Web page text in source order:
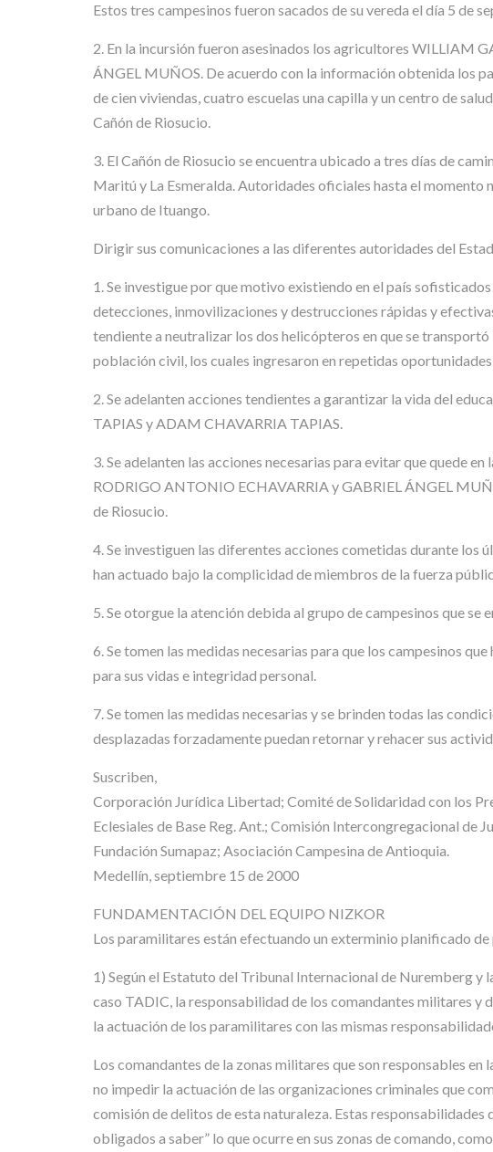
Estos tres campesinos fueron sacados de su vereda el día 5 de
2. En la incursión fueron asesinados los agricultores WILLIAM
ÁNGEL MUÑOS. De acuerdo con la información obtenida los
de cien viviendas, cuatro escuelas una capilla y un centro de
Cañón de Riosucio.
3. El Cañón de Riosucio se encuentra ubicado a tres días de
Maritú y La Esmeralda. Autoridades oficiales hasta el momento
urbano de Ituango.
Dirigir sus comunicaciones a las diferentes autoridades del
1. Se investigue por que motivo existiendo en el país
detecciones, inmovilizaciones y destrucciones rápidas y
tendiente a neutralizar los dos helicópteros en que se
población civil, los cuales ingresaron en repetidas
2. Se adelanten acciones tendientes a garantizar la vida del
TAPIAS y ADAM CHAVARRIA TAPIAS.
3. Se adelanten las acciones necesarias para evitar que quede
RODRIGO ANTONIO ECHAVARRIA y GABRIEL ÁNGEL
de Riosucio.
4. Se investiguen las diferentes acciones cometidas durante
han actuado bajo la complicidad de miembros de la fuerza
5. Se otorgue la atención debida al grupo de campesinos que se
6. Se tomen las medidas necesarias para que los campesinos
para sus vidas e integridad personal.
7. Se tomen las medidas necesarias y se brinden todas las
desplazadas forzadamente puedan retornar y rehacer sus
Suscriben,
Corporación Jurídica Libertad; Comité de Solidaridad con los
Eclesiales de Base Reg. Ant.; Comisión Intercongregacional de
Fundación Sumapaz; Asociación Campesina de Antioquia.
Medellín, septiembre 15 de 2000
FUNDAMENTACIÓN DEL EQUIPO NIZKOR
Los paramilitares están efectuando un exterminio planificado
1) Según el Estatuto del Tribunal Internacional de Nuremberg y
caso TADIC, la responsabilidad de los comandantes militares
la actuación de los paramilitares con las mismas
Los comandantes de la zonas militares que son responsables
no impedir la actuación de las organizaciones criminales que
comisión de delitos de esta naturaleza. Estas
obligados a saber” lo que ocurre en sus zonas de comando,